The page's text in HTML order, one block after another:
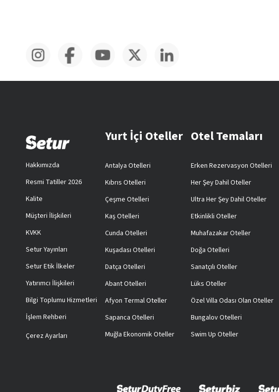
Hakkımızda
Resmi Tatiller 2026
Kalite
Müşteri İlişkileri
KVKK
Setur Yayınları
Setur Etik İlkeler
Yatırımcı İlişkileri
Bilgi Toplumu Hizmetleri
İşlem Rehberi
Çerez Ayarları
Yurt İçi Oteller
Antalya Otelleri
Kıbrıs Otelleri
Çeşme Otelleri
Kaş Otelleri
Cunda Otelleri
Kuşadası Otelleri
Datça Otelleri
Abant Otelleri
Afyon Termal Oteller
Sapanca Otelleri
Muğla Ekonomik Oteller
Otel Temaları
Erken Rezervasyon Otelleri
Her Şey Dahil Oteller
Ultra Her Şey Dahil Oteller
Etkinlikli Oteller
Muhafazakar Oteller
Doğa Otelleri
Sanatçılı Oteller
Lüks Oteller
Özel Villa Odası Olan Oteller
Bungalov Otelleri
Swim Up Oteller